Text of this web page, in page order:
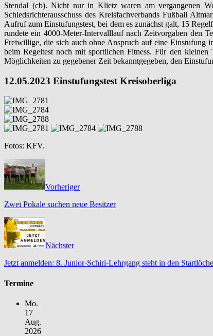
Stendal (cb). Nicht nur in Klietz waren am vergangenen
Schiedsrichterausschuss des Kreisfachverbands Fußball
Aufruf zum Einstufungstest, bei dem es zunächst galt, 15
rundete ein 4000-Meter-Intervalllauf nach Zeitvorgaben den
Freiwillige, die sich auch ohne Anspruch auf eine Einstufung
beim Regeltest noch mit sportlichen Fitness. Für den
Möglichkeiten zu gegebener Zeit bekanntgegeben, den
12.05.2023 Einstufungstest Kreisoberliga
Fotos: KFV.
Vorheriger
Zwei Pokale suchen neue Besitzer
Nächster
Jetzt anmelden: 8. Junior-Schiri-Lehrgang steht in den
Termine
Mo.
17
Aug.
2026